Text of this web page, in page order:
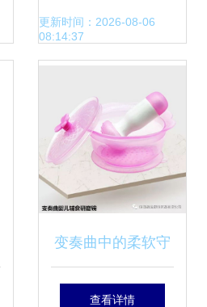
鸡肋还占空间，拒
更新时间：2026-08-06
08:14:37
变奏曲中的柔软守
护 佰创生活硅胶系
查看详情